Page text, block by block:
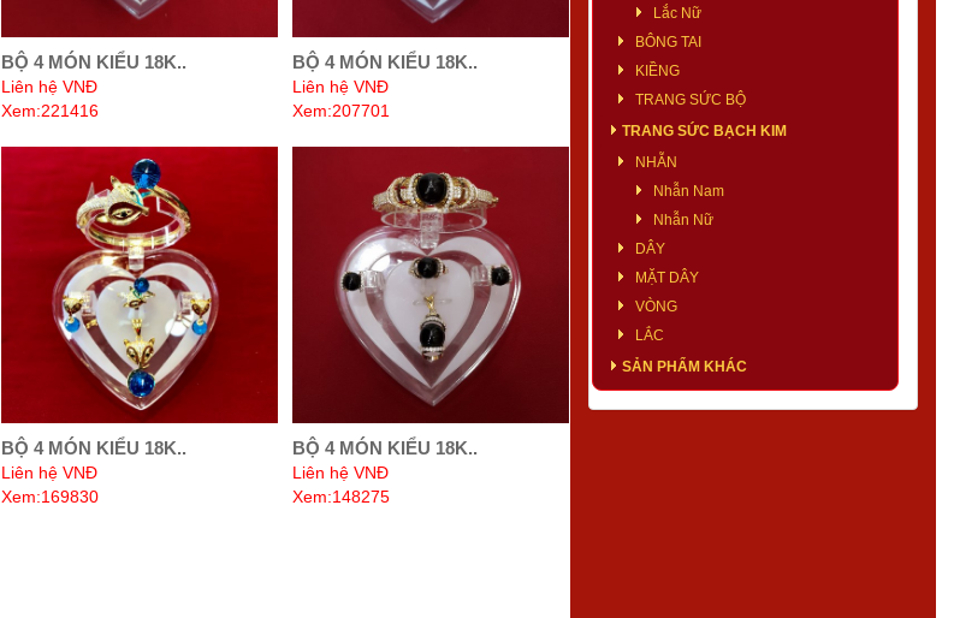
BỘ 4 MÓN KIỂU 18K..
Liên hệ VNĐ
Xem:221416
BỘ 4 MÓN KIỂU 18K..
Liên hệ VNĐ
Xem:207701
BỘ 4 MÓN KIỂU 18K..
Liên hệ VNĐ
Xem:169830
BỘ 4 MÓN KIỂU 18K..
Liên hệ VNĐ
Xem:148275
Lắc Nữ
BÔNG TAI
KIỀNG
TRANG SỨC BỘ
TRANG SỨC BẠCH KIM
NHẪN
Nhẫn Nam
Nhẫn Nữ
DÂY
MẶT DÂY
VÒNG
LẮC
SẢN PHẨM KHÁC